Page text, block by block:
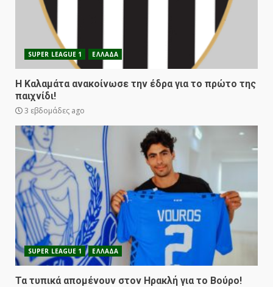
SUPER LEAGUE 1 ΕΛΛΑΔΑ
Η Καλαμάτα ανακοίνωσε την έδρα για το πρώτο της
παιχνίδι!
3 εβδομάδες ago
SUPER LEAGUE 1 ΕΛΛΑΔΑ
Τα τυπικά απομένουν στον Ηρακλή για το Βούρο!